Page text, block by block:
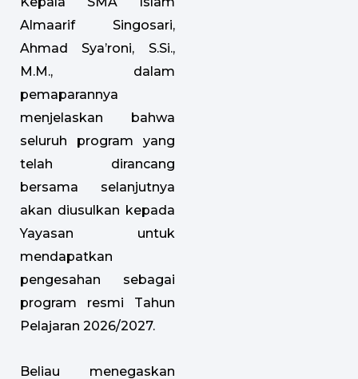
Almaarif Singosari,
Ahmad Sya’roni, S.Si.,
M.M., dalam
pemaparannya
menjelaskan bahwa
seluruh program yang
telah dirancang
bersama selanjutnya
akan diusulkan kepada
Yayasan untuk
mendapatkan
pengesahan sebagai
program resmi Tahun
Pelajaran 2026/2027.
Beliau menegaskan